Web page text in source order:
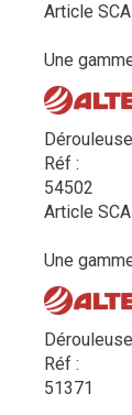
Article
Une
Réf :
54502
Article
Une
Réf :
51371